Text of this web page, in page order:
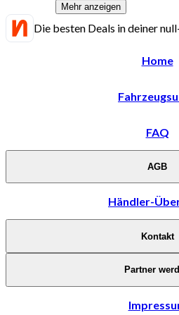
Mehr anzeigen
Die besten Deals in deiner
Home
FAQ
AGB
Händler-
Kontakt
Partner